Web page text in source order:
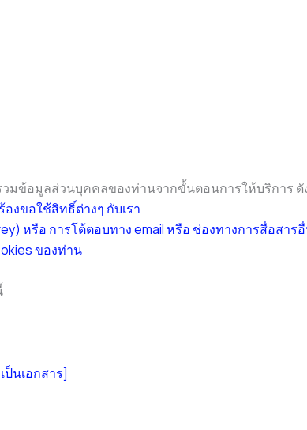
วมข้อมูลส่วนบุคคลของท่านจากขั้นตอนการให้บริการ ดั
งขอใช้สิทธิ์ต่างๆ กับเรา
หรือ การโต้ตอบทาง email หรือ ช่องทางการสื่อสาร
ของท่าน
ป็นเอกสาร]